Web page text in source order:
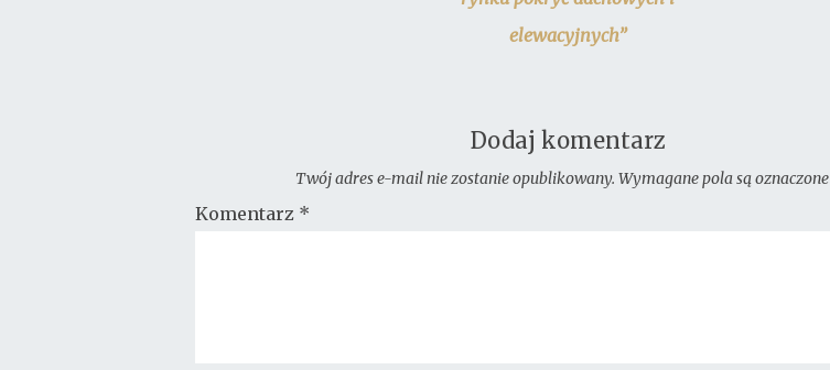
elewacyjnych”
Dodaj komentarz
Twój adres e-mail nie zostanie opublikowany. Wymagane pola są oznaczone
Komentarz *